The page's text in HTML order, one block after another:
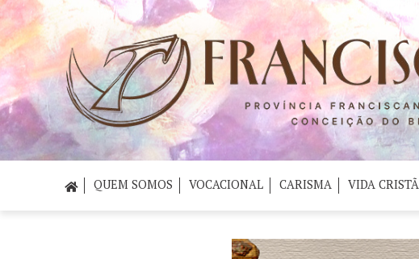
QUEM SOMOS VOCACIONAL CARISMA VIDA CRISTÃ